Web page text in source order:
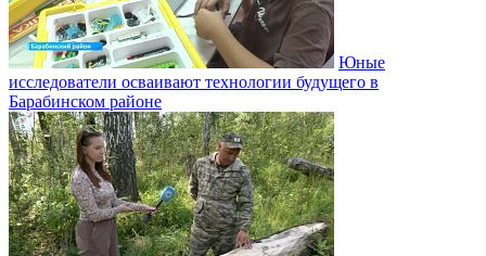
Юные
исследователи осваивают технологии будущего в
Барабинском районе